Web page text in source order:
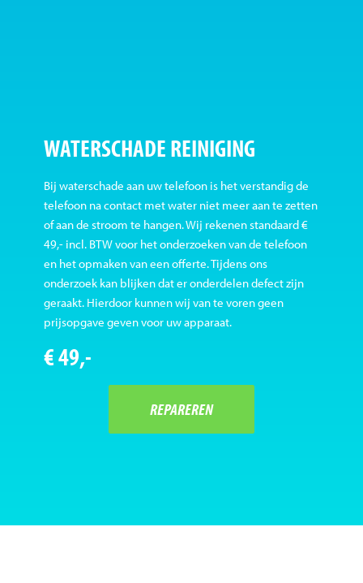
WATERSCHADE REINIGING
Bij waterschade aan uw telefoon is het verstandig de
telefoon na contact met water niet meer aan te zetten
of aan de stroom te hangen. Wij rekenen standaard €
49,- incl. BTW voor het onderzoeken van de telefoon
en het opmaken van een offerte. Tijdens ons
onderzoek kan blijken dat er onderdelen defect zijn
geraakt. Hierdoor kunnen wij van te voren geen
prijsopgave geven voor uw apparaat.
€ 49,-
REPAREREN